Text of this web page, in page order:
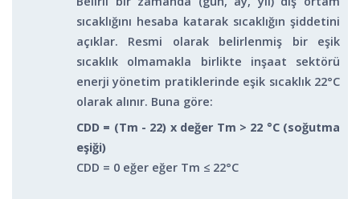
sıcaklığını hesaba katarak sıcaklığın şiddetini
açıklar. Resmi olarak belirlenmiş bir eşik
sıcaklık olmamakla birlikte inşaat sektörü
enerji yönetim pratiklerinde eşik sıcaklık 22°C
olarak alınır. Buna göre:
CDD = (Tm - 22) x değer Tm > 22 °C (soğutma
eşiği)
CDD = 0 eğer eğer Tm ≤ 22°C